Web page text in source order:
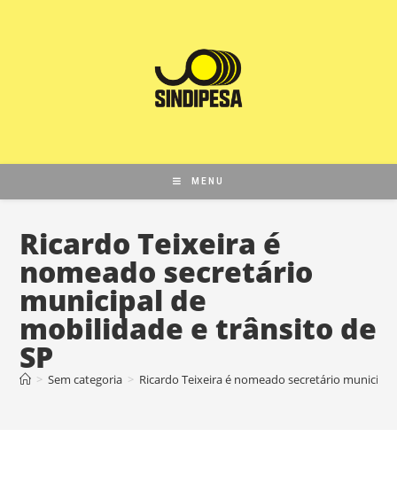
MENU
Ricardo Teixeira é
nomeado secretário
municipal de
mobilidade e trânsito de
SP
> Sem categoria > Ricardo Teixeira é nomeado secretário